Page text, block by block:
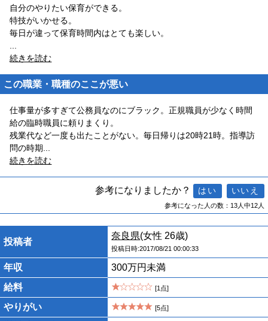
自分のやりたい保育ができる。
特技がいかせる。
毎日が違って保育時間内はとても楽しい。
続きを読む
この職業・職種のここが悪い
仕事量が多すぎて公務員なのにブラック。正規職員が少なく時間
給の臨時職員に頼りまくり。
残業代など一度も出たことがない。毎日帰りは20時21時。指導訪
問の時期
続きを読む
参考になりましたか？
参考になった人の数：13人中12人
投稿者
奈良県(女性 26歳)
投稿日時:2017/08/21 00:00:33
年収
300万円未満
給料
[1点]
やりがい [5点]